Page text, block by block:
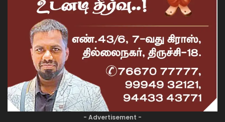
- Advertisement -